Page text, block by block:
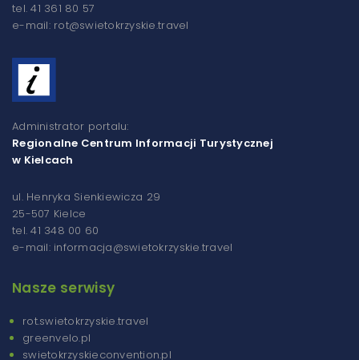
tel. 41 361 80 57
e-mail: rot@swietokrzyskie.travel
Administrator portalu:
Regionalne Centrum Informacji Turystycznej
w Kielcach
ul. Henryka Sienkiewicza 29
25-507 Kielce
tel. 41 348 00 60
e-mail: informacja@swietokrzyskie.travel
Nasze serwisy
rot.swietokrzyskie.travel
greenvelo.pl
swietokrzyskieconvention.pl